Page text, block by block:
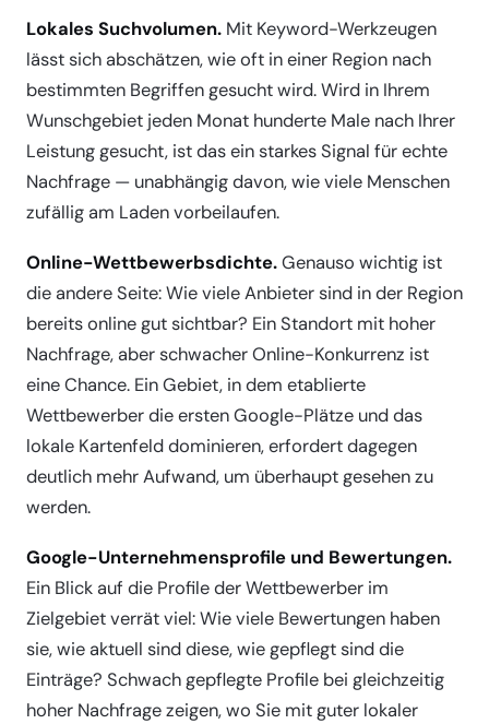
Lokales Suchvolumen. Mit Keyword-Werkzeugen
lässt sich abschätzen, wie oft in einer Region nach
bestimmten Begriffen gesucht wird. Wird in Ihrem
Wunschgebiet jeden Monat hunderte Male nach Ihrer
Leistung gesucht, ist das ein starkes Signal für echte
Nachfrage — unabhängig davon, wie viele Menschen
zufällig am Laden vorbeilaufen.
Online-Wettbewerbsdichte.Genauso wichtig ist
die andere Seite: Wie viele Anbieter sind in der Region
bereits online gut sichtbar? Ein Standort mit hoher
Nachfrage, aber schwacher Online-Konkurrenz ist
eine Chance. Ein Gebiet, in dem etablierte
Wettbewerber die ersten Google-Plätze und das
lokale Kartenfeld dominieren, erfordert dagegen
deutlich mehr Aufwand, um überhaupt gesehen zu
werden.
Google-Unternehmensprofile und Bewertungen.
Ein Blick auf die Profile der Wettbewerber im
Zielgebiet verrät viel: Wie viele Bewertungen haben
sie, wie aktuell sind diese, wie gepflegt sind die
Einträge? Schwach gepflegte Profile bei gleichzeitig
hoher Nachfrage zeigen, wo Sie mit guter lokaler